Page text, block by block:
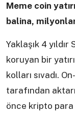
Meme coin
balina,
Yaklaşık 4 yıldır
koruyan bir
kolları sıvadı.
tarafından
önce kripto para